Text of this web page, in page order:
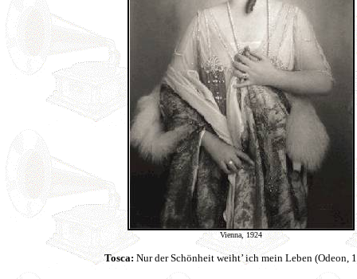
Vienna, 1924
Tosca: Nur der Schönheit weiht’ ich mein Leben (Odeon,